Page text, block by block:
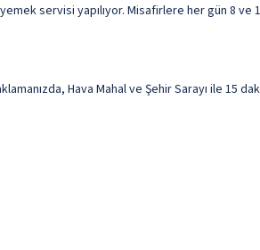
servisi yapılıyor. Misafirlere her gün 8 ve
Hava Mahal ve Şehir Sarayı ile